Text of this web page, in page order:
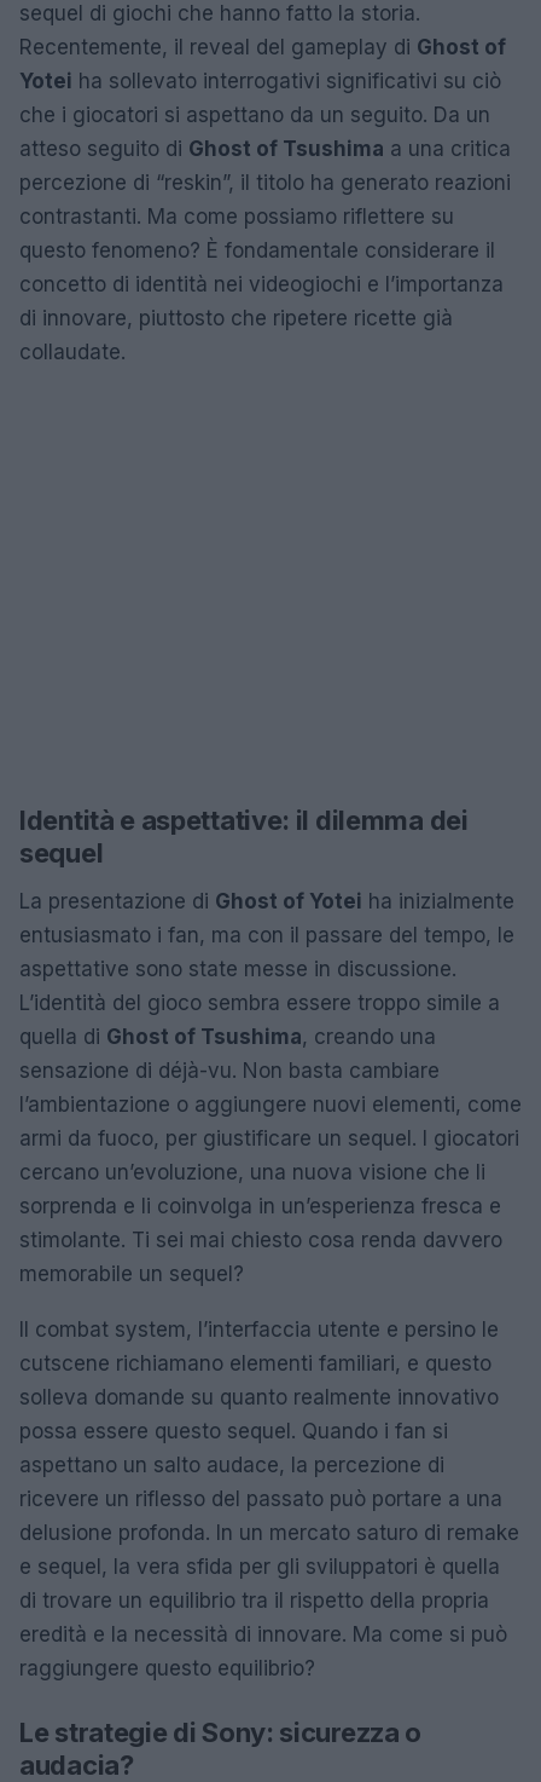
sequel di giochi che hanno fatto la storia.
Recentemente, il reveal del gameplay di Ghost of
Yotei ha sollevato interrogativi significativi su ciò
che i giocatori si aspettano da un seguito. Da un
atteso seguito di Ghost of Tsushima a una critica
percezione di “reskin”, il titolo ha generato reazioni
contrastanti. Ma come possiamo riflettere su
questo fenomeno? È fondamentale considerare il
concetto di identità nei videogiochi e l’importanza
di innovare, piuttosto che ripetere ricette già
collaudate.
Identità e aspettative: il dilemma dei
sequel
La presentazione di Ghost of Yotei ha inizialmente
entusiasmato i fan, ma con il passare del tempo, le
aspettative sono state messe in discussione.
L’identità del gioco sembra essere troppo simile a
quella di Ghost of Tsushima, creando una
sensazione di déjà-vu. Non basta cambiare
l’ambientazione o aggiungere nuovi elementi, come
armi da fuoco, per giustificare un sequel. I giocatori
cercano un’evoluzione, una nuova visione che li
sorprenda e li coinvolga in un’esperienza fresca e
stimolante. Ti sei mai chiesto cosa renda davvero
memorabile un sequel?
Il combat system, l’interfaccia utente e persino le
cutscene richiamano elementi familiari, e questo
solleva domande su quanto realmente innovativo
possa essere questo sequel. Quando i fan si
aspettano un salto audace, la percezione di
ricevere un riflesso del passato può portare a una
delusione profonda. In un mercato saturo di remake
e sequel, la vera sfida per gli sviluppatori è quella
di trovare un equilibrio tra il rispetto della propria
eredità e la necessità di innovare. Ma come si può
raggiungere questo equilibrio?
Le strategie di Sony: sicurezza o
audacia?